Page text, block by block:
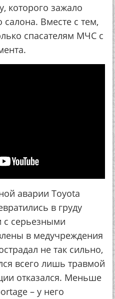
которого зажало
Вместе с тем,
спасателям МЧС с
аварии Toyota
в груду
с серьезными
в медучреждения
не так сильно,
всего лишь травмой
отказался. Меньше
– у него